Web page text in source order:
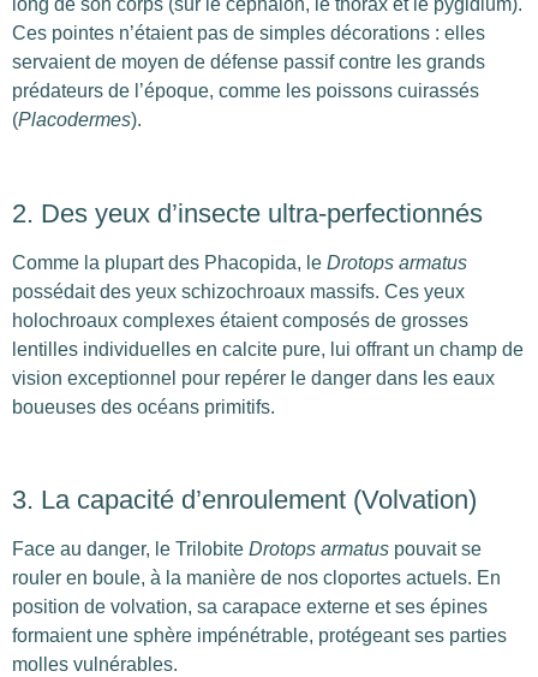
Ces pointes n’étaient pas de simples décorations : elles
servaient de moyen de défense passif contre les grands
prédateurs de l’époque, comme les poissons cuirassés
(Placodermes).
2. Des yeux d’insecte ultra-perfectionnés
Comme la plupart des Phacopida, le Drotops armatus
possédait des yeux schizochroaux massifs. Ces yeux
holochroaux complexes étaient composés de grosses
lentilles individuelles en calcite pure, lui offrant un champ de
vision exceptionnel pour repérer le danger dans les eaux
boueuses des océans primitifs.
3. La capacité d’enroulement (Volvation)
Face au danger, le Trilobite Drotops armatus pouvait se
rouler en boule, à la manière de nos cloportes actuels. En
position de volvation, sa carapace externe et ses épines
formaient une sphère impénétrable, protégeant ses parties
molles vulnérables.